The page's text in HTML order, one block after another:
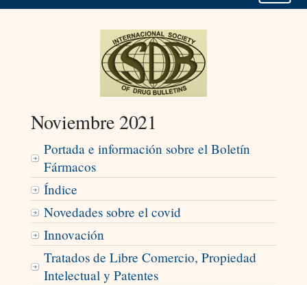
Noviembre 2021
Portada e información sobre el Boletín
Fármacos
Índice
Novedades sobre el covid
Innovación
Tratados de Libre Comercio, Propiedad
Intelectual y Patentes